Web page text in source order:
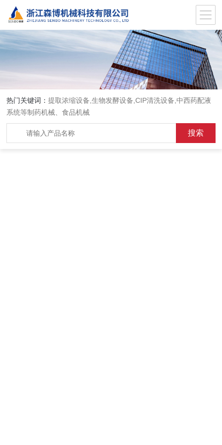
热门关键词：提取浓缩设备,生物发酵设备,CIP清洗设备,中西药配液
系统等制药机械、食品机械